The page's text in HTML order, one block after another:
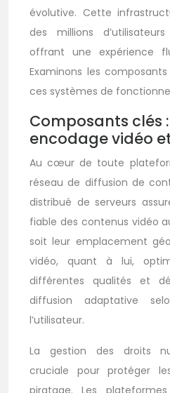
évolutive. Cette
des millions
offrant une expérience
Examinons les
ces systèmes de
Composants clés :
encodage vidéo
Au cœur de toute
réseau de diffusion de
distribué de serveurs
fiable des contenus vidéo
soit leur emplacement
vidéo, quant à lui,
différentes qualités et
diffusion adaptative
l’utilisateur.
La gestion des droits
cruciale pour protéger
piratage. Les